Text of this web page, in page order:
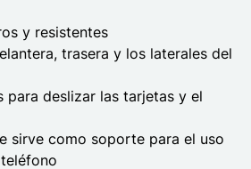
y resistentes
trasera y los laterales del
para deslizar las tarjetas y el
sirve como soporte para el uso